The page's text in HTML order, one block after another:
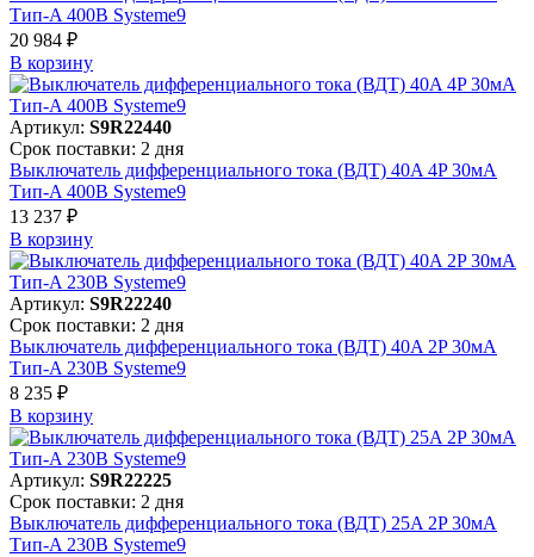
Тип-A 400В Systeme9
20 984 ₽
В корзинy
Артикул: S9R22440
Срок поставки: 2 дня
Выключатель дифференциального тока (ВДТ) 40A 4P 30мА
Тип-A 400В Systeme9
13 237 ₽
В корзинy
Артикул: S9R22240
Срок поставки: 2 дня
Выключатель дифференциального тока (ВДТ) 40A 2P 30мА
Тип-A 230В Systeme9
8 235 ₽
В корзинy
Артикул: S9R22225
Срок поставки: 2 дня
Выключатель дифференциального тока (ВДТ) 25A 2P 30мА
Тип-A 230В Systeme9